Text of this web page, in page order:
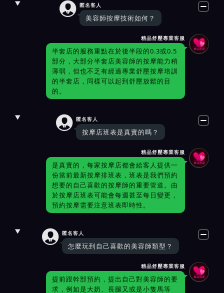
 匿名客人
美容師按摩技術如何？
精品舒壓專業客服
半套店的服務重點在於後半段的0.3或0.5
部分，大部分半套店美容師的按摩能力稍
薄弱，但也不乏有經過專業舒壓按摩培訓
的半套店，同樣可以起到舒壓放鬆的目
的。
 匿名客人
按摩店班表是真實的嗎？
精品舒壓專業客服
是真實的，每家按摩店都會給客人提供一
份當前最新按摩排班表，班表是我們預約
想要的自己喜歡的按摩師的重要管道。由
於按摩店班表可能會每週甚至每日變更，
預約按摩需要注意班表即時性。
 匿名客人
怎麼玩到自己喜歡的美容師類型？
精品舒壓專業客服
提前跟幹部預約，提出自己對美容師的要
求，例如是大奶、長腿又或是小隻馬等